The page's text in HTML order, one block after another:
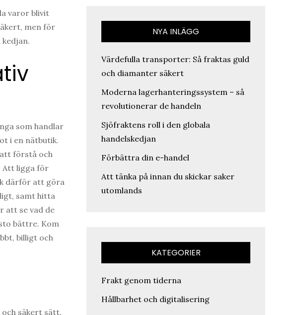
varor blivit
men för
som handlar
i en nätbutik.
förstå och
Att ligga för
därför att göra
samt hitta
att se vad de
bättre. Kom
billigt och
säkert sätt.
NYA INLÄGG
Värdefulla transporter: Så fraktas guld
och diamanter säkert
Moderna lagerhanteringssystem – så
revolutionerar de handeln
Sjöfraktens roll i den globala
handelskedjan
Förbättra din e-handel
Att tänka på innan du skickar saker
utomlands
KATEGORIER
Frakt genom tiderna
Hållbarhet och digitalisering